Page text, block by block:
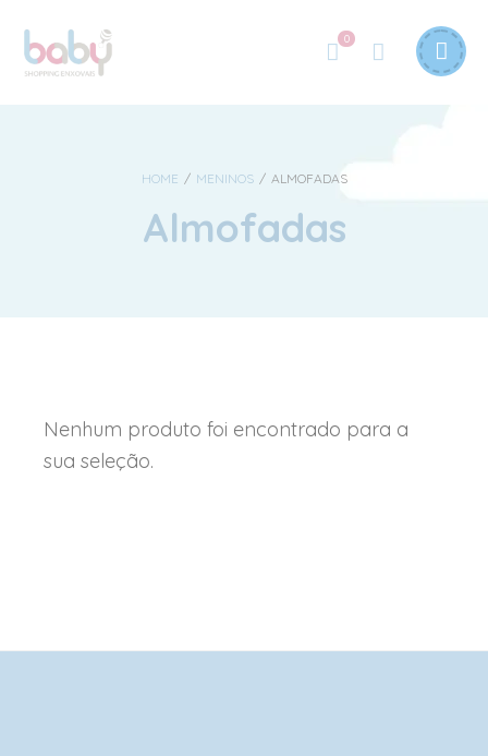
0
HOME / MENINOS / ALMOFADAS
Almofadas
Nenhum produto foi encontrado para a
sua seleção.